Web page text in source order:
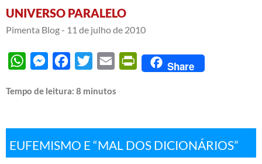
UNIVERSO PARALELO
Pimenta Blog - 11 de julho de 2010
WhatsAppMessengerFacebook
Twitter Email PrintFriendly
Share
Tempo de leitura: 8 minutos
EUFEMISMO E “MAL DOS DICIONÁRIOS”